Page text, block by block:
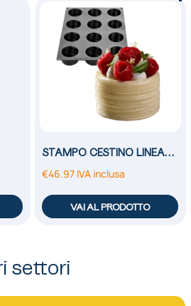
STAMPO CESTINO LINEA…
€46.97 IVA inclusa
VAI AL PRODOTTO
settori